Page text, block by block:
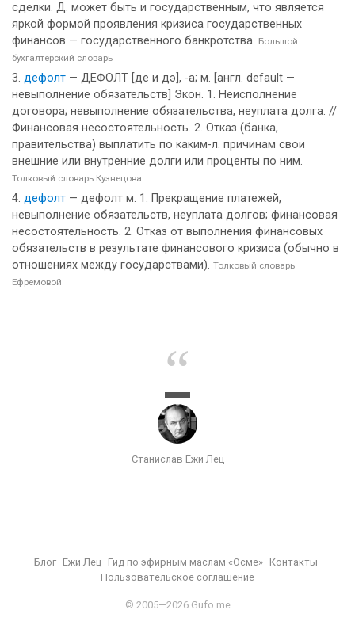
сделки. Д. может быть и государственным, что является
яркой формой проявления кризиса государственных
финансов — государственного банкротства. Большой
бухгалтерский словарь
дефолт — ДЕФОЛТ [де и дэ], -а; м. [англ. default —
невыполнение обязательств] Экон. 1. Неисполнение
договора; невыполнение обязательства, неуплата долга. //
Финансовая несостоятельность. 2. Отказ (банка,
правительства) выплатить по каким-л. причинам свои
внешние или внутренние долги или проценты по ним.
Толковый словарь Кузнецова
дефолт — дефолт м. 1. Прекращение платежей,
невыполнение обязательств, неуплата долгов; финансовая
несостоятельность. 2. Отказ от выполнения финансовых
обязательств в результате финансового кризиса (обычно в
отношениях между государствами). Толковый словарь
Ефремовой
Блог Ежи Лец Гид по эфирным маслам «Осме»
Контакты
Пользовательское соглашение
© 2005—2026 Gufo.me